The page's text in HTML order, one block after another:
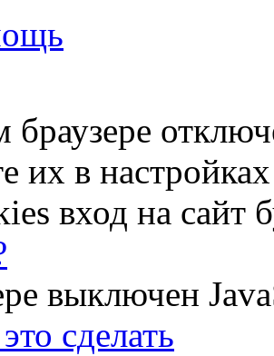
их в
вход на сайт
выключен
сделать